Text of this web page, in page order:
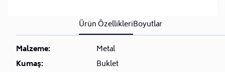
Ürün ÖzellikleriBoyutlar
Malzeme:
Metal
Kumaş:
Buklet